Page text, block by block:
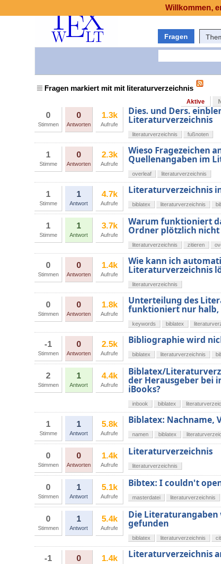
Fragen
Fragen markiert mit mit literaturverzeichnis
Aktive
0
Stimmen
0
Antworten
1.3k
Aufrufe
Dies. und Ders.
Literaturverzeichnis
literaturverzeichnis fußnoten
1
Stimme
0
Antworten
2.3k
Aufrufe
Wieso Fragezeichen
Quellenangaben im
overleaf literaturverzeichnis
1
Stimme
1
Antwort
4.7k
Aufrufe
Literaturverzeichnis
biblatex literaturverzeichnis
1
Stimme
1
Antwort
3.7k
Aufrufe
Warum funktioniert
Ordner plötzlich nicht
literaturverzeichnis zitieren
0
Stimmen
0
Antworten
1.4k
Aufrufe
Wie kann ich
Literaturverzeichnis
literaturverzeichnis
0
Stimmen
0
Antworten
1.8k
Aufrufe
Unterteilung des
funktioniert nur halb,
keywords biblatex
-1
Stimmen
0
Antworten
2.5k
Aufrufe
Bibliographie wird
biblatex literaturverzeichnis
2
Stimmen
1
Antwort
4.4k
Aufrufe
Biblatex/
der Herausgeber bei
iBooks?
inbook biblatex
1
Stimme
1
Antwort
5.8k
Aufrufe
Biblatex: Nachname,
namen biblatex
0
Stimmen
0
Antworten
1.4k
Aufrufe
Literaturverzeichnis
literaturverzeichnis
0
Stimmen
1
Antwort
5.1k
Aufrufe
Bibtex: I couldn't
masterdatei literaturverzeichnis
0
Stimmen
1
Antwort
5.4k
Aufrufe
Die
gefunden
biblatex literaturverzeichnis
-1 0 1.4k Literaturverzeichnis
Willkommen,